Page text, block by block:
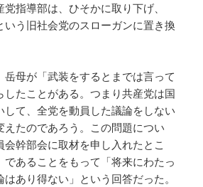
指導部は、ひそかに取り下げ、
いう旧社会党のスローガンに置き換
岳母が「武装をするとまでは言って
したことがある。つまり共産党は国
して、全党を動員した議論をしない
えたのであろう。この問題につい
幹部会に取材を申し入れたとこ
であることをもって「将来にわたっ
あり得ない」という回答だった。